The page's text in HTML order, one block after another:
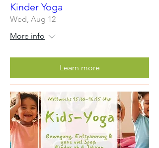
Kinder Yoga
Wed, Aug 12
More info
Learn more